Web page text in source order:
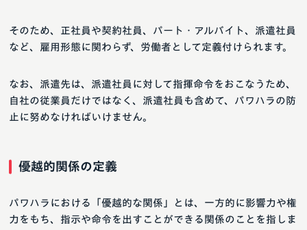
そのため、正社員や契約社員、パート・アルバイト、派遣社員
など、雇用形態に関わらず、労働者として定義付けられます。
なお、派遣先は、派遣社員に対して指揮命令をおこなうため、
自社の従業員だけではなく、派遣社員も含めて、パワハラの防
止に努めなければいけません。
優越的関係の定義
パワハラにおける「優越的な関係」とは、一方的に影響力や権
力をもち、指示や命令を出すことができる関係のことを指しま